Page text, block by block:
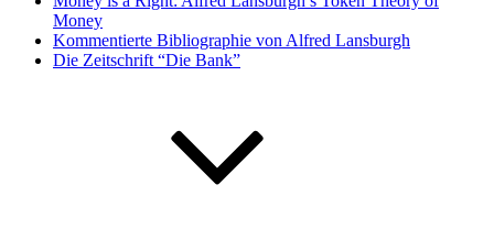
Money
Kommentierte Bibliographie von Alfred Lansburgh
Die Zeitschrift “Die Bank”